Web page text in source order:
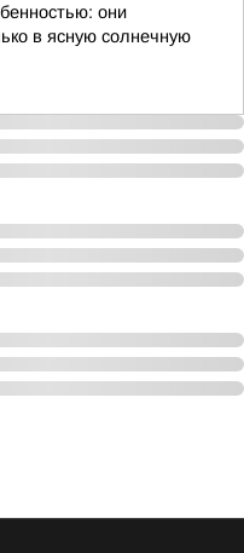
они
в ясную солнечную